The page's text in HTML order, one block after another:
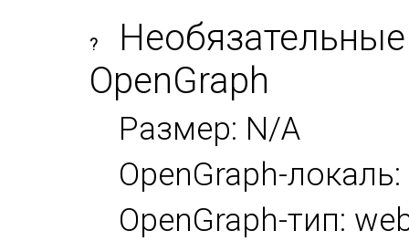
?
OpenGraph
Размер: N/A
OpenGraph-
OpenGraph-тип: